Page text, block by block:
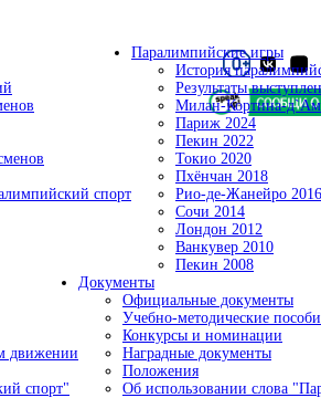
спорт
Паралимпийские игры
История
Результаты
Милан-Кортина-
Париж 2024
Пекин 2022
Токио 2020
Пхёнчан 2018
Рио-де-Жанейро 2016
Сочи 2014
Лондон 2012
Ванкувер 2010
Пекин 2008
движении
спорт"
Документы
Официальные документы
Учебно-методические
Конкурсы и номинации
Наградные документы
Положения
Об использовании слова